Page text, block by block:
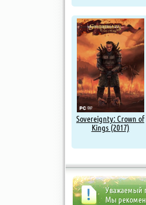
Sovereignty: Crown of
Kings (2017)
Уважаемый
Мы